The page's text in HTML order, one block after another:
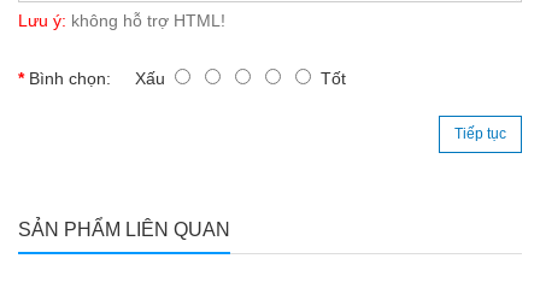
Lưu ý: không hỗ trợ HTML!
Bình chọn: Xấu Tốt
Tiếp tục
SẢN PHẨM LIÊN QUAN